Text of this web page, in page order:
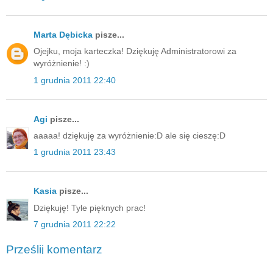
Marta Dębicka pisze...
Ojejku, moja karteczka! Dziękuję Administratorowi za
wyróżnienie! :)
1 grudnia 2011 22:40
Agi pisze...
aaaaa! dziękuję za wyróżnienie:D ale się cieszę:D
1 grudnia 2011 23:43
Kasia pisze...
Dziękuję! Tyle pięknych prac!
7 grudnia 2011 22:22
Prześlij komentarz